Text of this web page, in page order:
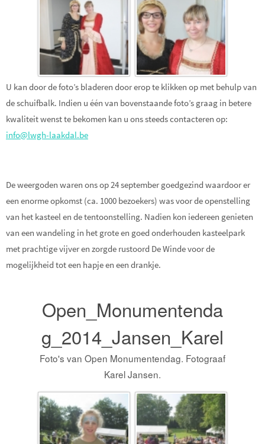
U kan door de foto’s bladeren door erop te klikken op met behulp van
de schuifbalk. Indien u één van bovenstaande foto’s graag in betere
kwaliteit wenst te bekomen kan u ons steeds contacteren op:
info@lwgh-laakdal.be
De weergoden waren ons op 24 september goedgezind waardoor er
een enorme opkomst (ca. 1000 bezoekers) was voor de openstelling
van het kasteel en de tentoonstelling. Nadien kon iedereen genieten
van een wandeling in het grote en goed onderhouden kasteelpark
met prachtige vijver en zorgde rustoord De Winde voor de
mogelijkheid tot een hapje en een drankje.
Open_Monumentenda
g_2014_Jansen_Karel
Foto's van Open Monumentendag. Fotograaf
Karel Jansen.